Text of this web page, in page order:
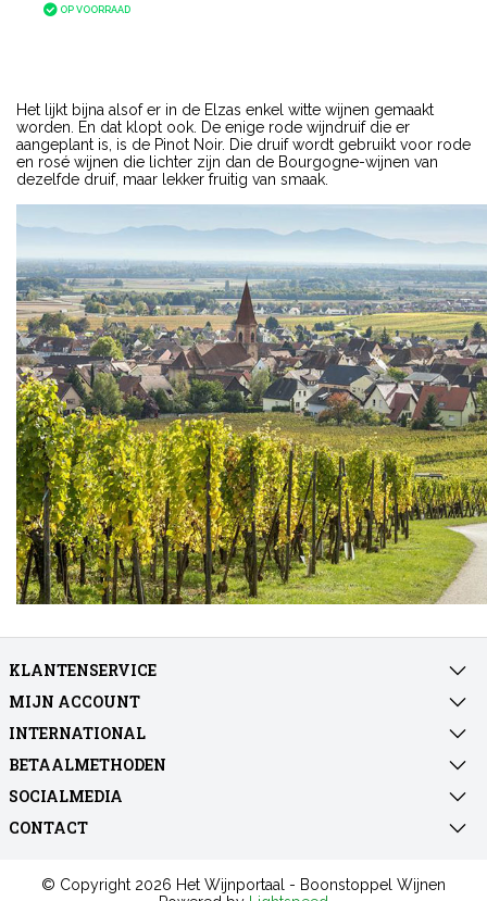
OP VOORRAAD
Het lijkt bijna alsof er in de Elzas enkel witte wijnen gemaakt
worden. En dat klopt ook. De enige rode wijndruif die er
aangeplant is, is de Pinot Noir. Die druif wordt gebruikt voor rode
en rosé wijnen die lichter zijn dan de Bourgogne-wijnen van
dezelfde druif, maar lekker fruitig van smaak.
KLANTENSERVICE
MIJN ACCOUNT
INTERNATIONAL
BETAALMETHODEN
SOCIALMEDIA
CONTACT
© Copyright 2026 Het Wijnportaal - Boonstoppel Wijnen